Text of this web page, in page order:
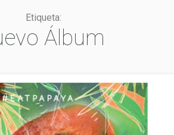
Etiqueta:
Álbum